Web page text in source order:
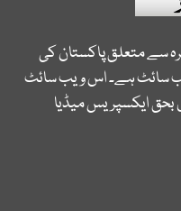
سے متعلق پاکستان کی
سائٹ ہے۔ اس ویب سائٹ
بحق ایکسپریس میڈیا